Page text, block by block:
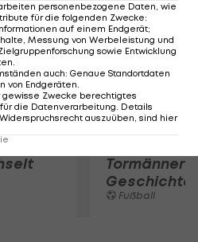
Tormänner
Geschichte
Fußball
personenbezogene Daten, wie
für die folgenden Zwecke:
auf einem Endgerät;
Messung von Werbeleistung und
sowie Entwicklung
.
auch: Genaue Standortdaten
von Endgeräten.
Zwecke berechtigtes
die Datenverarbeitung. Details
auszuüben, sind hier